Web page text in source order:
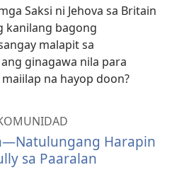
Saksi ni Jehova sa Britain
kanilang bagong
malapit sa
ginagawa nila para
na hayop doon?
Harapin
sa Paaralan